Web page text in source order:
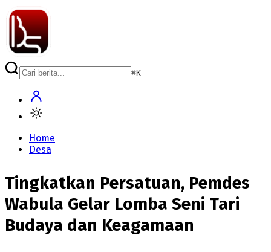
⌘K
Home
Desa
Tingkatkan Persatuan, Pemdes
Wabula Gelar Lomba Seni Tari
Budaya dan Keagamaan